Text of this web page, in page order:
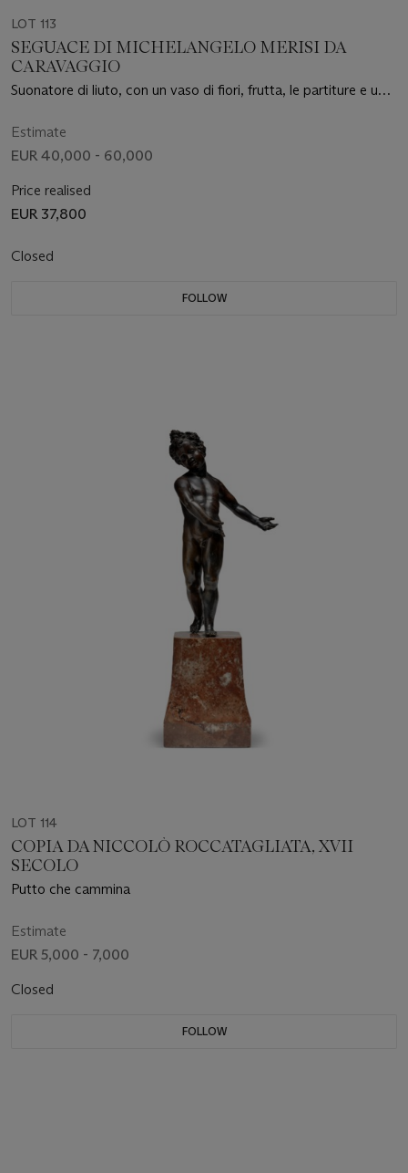
LOT 113
SEGUACE DI MICHELANGELO MERISI DA
CARAVAGGIO
Suonatore di liuto, con un vaso di fiori, frutta, le partiture e un
Estimate
EUR 40,000 - 60,000
Price realised
EUR 37,800
Closed
FOLLOW
LOT 114
COPIA DA NICCOLÒ ROCCATAGLIATA, XVII
SECOLO
Putto che cammina
Estimate
EUR 5,000 - 7,000
Closed
FOLLOW